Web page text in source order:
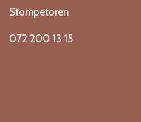
Stompetoren
072 200 13 15